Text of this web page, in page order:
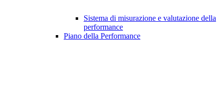
Sistema di misurazione e valutazione della
performance
Piano della Performance